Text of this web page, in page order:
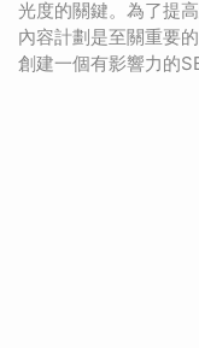
光度的關鍵。為了提
內容計劃是至關重要
創建一個有影響力的